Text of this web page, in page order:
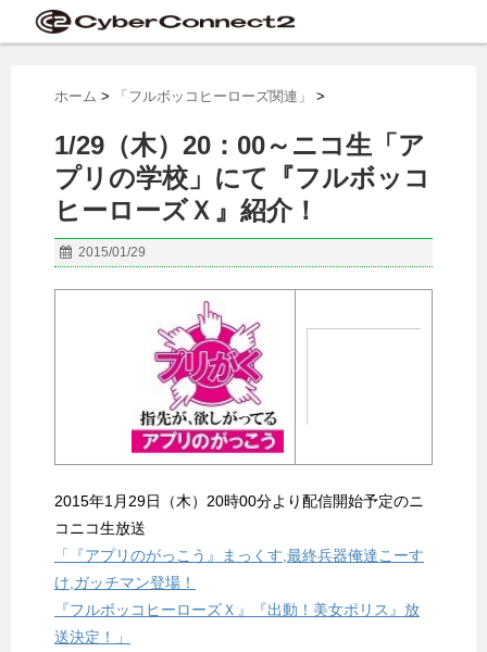
ホーム > 「フルボッコヒーローズ関連」 >
1/29（木）20：00～ニコ生「ア
プリの学校」にて『フルボッコ
ヒーローズＸ』紹介！
2015/01/29
2015年1月29日（木）20時00分より配信開始予定のニ
コニコ生放送
「『アプリのがっこう』まっくす,最終兵器俺達こーす
け,ガッチマン登場！
『フルボッコヒーローズＸ』『出動！美女ポリス』放
送決定！」